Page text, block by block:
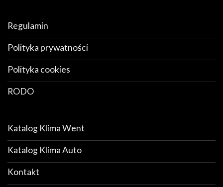
Regulamin
Polityka prywatności
Polityka cookies
RODO
Katalog Klima Went
Katalog Klima Auto
Kontakt